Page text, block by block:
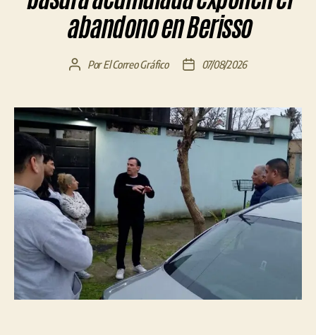
abandono en Berisso
Autor
entrada
PorEl Correo Gráfico
Fecha
entrada
07/08/2026